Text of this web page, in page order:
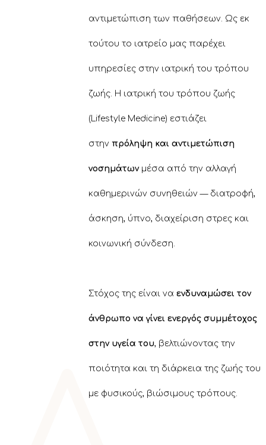
αντιμετώπιση των παθήσεων. Ως εκ
τούτου το ιατρείο μας παρέχει
υπηρεσίες στην ιατρική του τρόπου
ζωής. Η ιατρική του τρόπου ζωής
(Lifestyle Medicine) εστιάζει
στηνπρόληψη και αντιμετώπιση
νοσημάτωνμέσα από την αλλαγή
καθημερινών συνηθειών — διατροφή,
άσκηση, ύπνο, διαχείριση στρες και
κοινωνική σύνδεση.
Στόχος της είναι ναενδυναμώσει τον
άνθρωπο να γίνει ενεργός συμμέτοχος
στην υγεία του, βελτιώνοντας την
ποιότητα και τη διάρκεια της ζωής του
με φυσικούς, βιώσιμους τρόπους.